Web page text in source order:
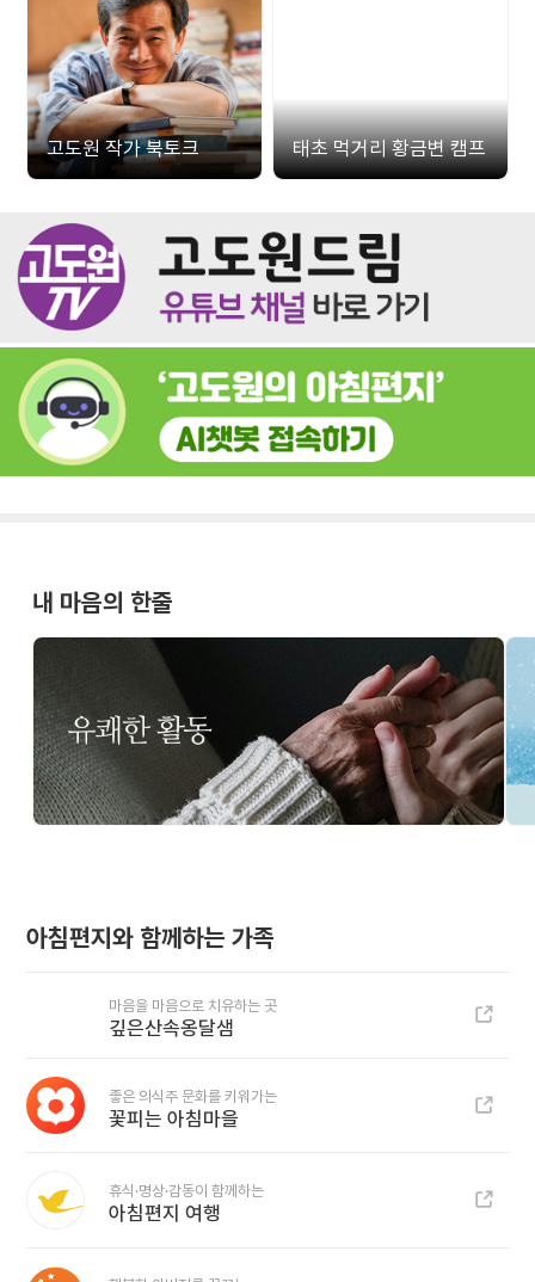
고도원 작가 북토크 태초 먹거리 황금변 캠프
내 마음의 한줄
아침편지와 함께하는 가족
마음을 마음으로 치유하는 곳
깊은산속옹달샘
좋은 의식주 문화를 키워가는
꽃피는 아침마을
휴식·명상·감동이 함께하는
아침편지 여행